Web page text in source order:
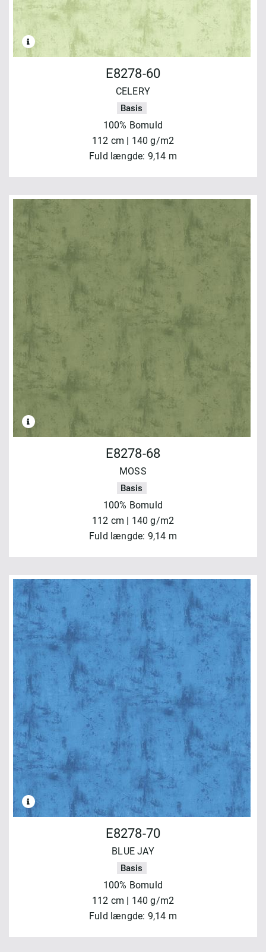
E8278-60
CELERY
Basis
100% Bomuld
112 cm | 140 g/m2
Fuld længde: 9,14 m
E8278-68
MOSS
Basis
100% Bomuld
112 cm | 140 g/m2
Fuld længde: 9,14 m
E8278-70
BLUE JAY
Basis
100% Bomuld
112 cm | 140 g/m2
Fuld længde: 9,14 m